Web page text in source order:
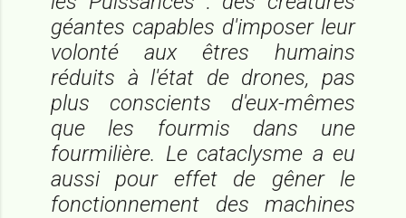
géantes capables d'imposer leur
volonté aux êtres humains
réduits à l'état de drones, pas
plus conscients d'eux-mêmes
que les fourmis dans une
fourmilière. Le cataclysme a eu
aussi pour effet de gêner le
fonctionnement des machines